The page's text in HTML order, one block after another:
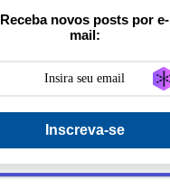
Receba novos posts por e-
mail:
Inscreva-se